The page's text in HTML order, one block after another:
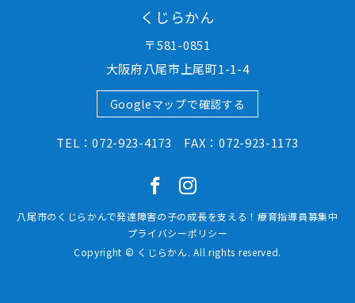
くじらかん
〒581-0851
大阪府八尾市上尾町1-1-4
Googleマップで確認する
TEL：072-923-4173 FAX：072-923-1173
八尾市のくじらかんで発達障害の子の成長を支える！療育指導員募集中
プライバシーポリシー
Copyright © くじらかん. All rights reserved.